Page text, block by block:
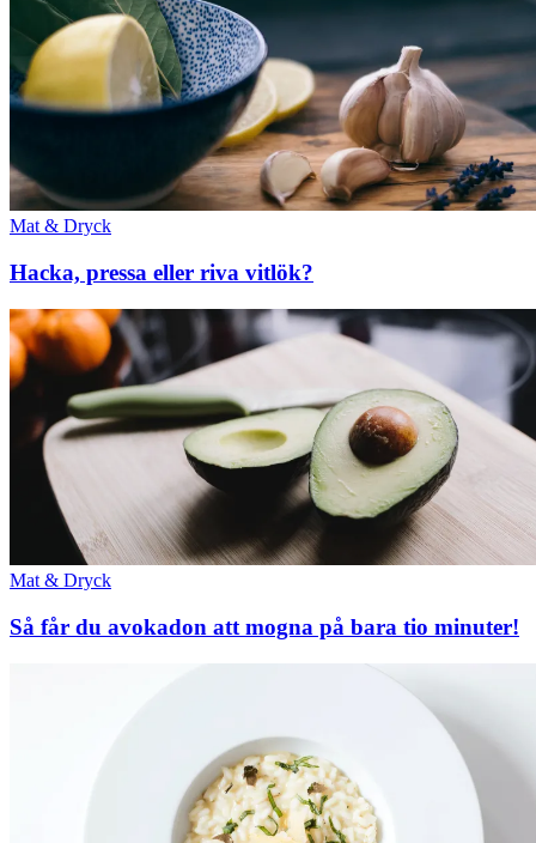
Mat & Dryck
Hacka, pressa eller riva vitlök?
Mat & Dryck
Så får du avokadon att mogna på bara tio minuter!